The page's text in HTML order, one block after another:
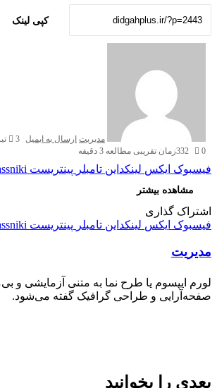
کپی لینک
مدیریت ارسال به ایمیل
3 تیر 1404
0
332زمان تقریبی مطالعه 3 دقیقه
فیسبوک ایکس لینکداین تامبلر پینتریست
مشاهده بیشتر
اشتراک گذاری
فیسبوک ایکس لینکداین تامبلر پینتریست
مدیریت
لورم ایپسوم یا طرح‌ نما به متنی آزمایشی
صفحه‌آرایی و طراحی گرافیک گفته می‌شود.
بعدی را بخوانید